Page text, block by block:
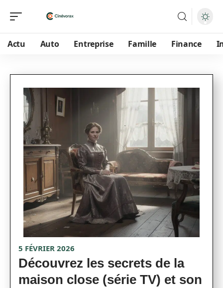
Actu Auto Entreprise Famille Finance
5 FÉVRIER 2026
Découvrez les secrets de la
maison close (série TV) et son